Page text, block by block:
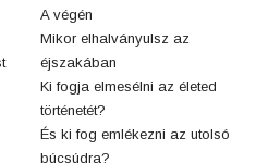
A végén
Mikor elhalványulsz az
éjszakában
Ki fogja elmesélni az életed
történetét?
És ki fog emlékezni az utolsó
búcsúdra?